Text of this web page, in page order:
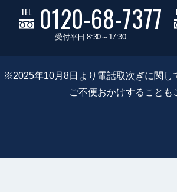
TEL 0120-68-7377
受付平日 8:30～17:30
※2025年10月8日より電話取次ぎに関し
ご不便おかけすることも